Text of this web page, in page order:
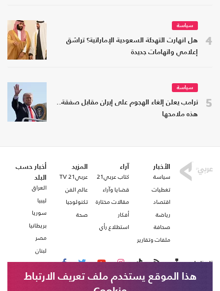
4
سياسة
هل انهارت التهدئة السعودية الإماراتية؟ تراشق
إعلامي واتهامات جديدة
5
سياسة
ترامب يعلن إلغاء الهجوم على إيران مقابل صفقة..
هذه ملامحها
الأخبار
سياسة
تغطيات
اقتصاد
رياضة
صحافة
ملفات وتقارير
آراء
كتاب عربي21
قضايا وآراء
مقالات مختارة
أفكار
استطلاع رأي
المزيد
عربي21 TV
عالم الفن
تكنولوجيا
صحة
أخبار حسب
البلد
العراق
ليبيا
سوريا
بريطانيا
مصر
لبنان
تابعنا على
هذا الموقع يستخدم ملف تعريف الارتباط